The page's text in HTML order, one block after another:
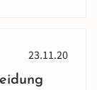
23.11.20